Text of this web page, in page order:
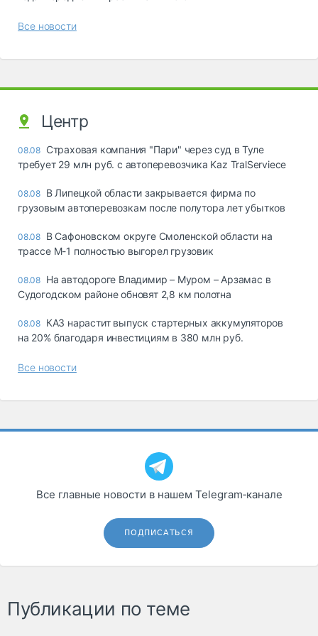
Все новости
Центр
08.08 Страховая компания "Пари" через суд в Туле
требует 29 млн руб. с автоперевозчика Kaz TralServiece
08.08 В Липецкой области закрывается фирма по
грузовым автоперевозкам после полутора лет убытков
08.08 В Сафоновском округе Смоленской области на
трассе М-1 полностью выгорел грузовик
08.08 На автодороге Владимир – Муром – Арзамас в
Судогодском районе обновят 2,8 км полотна
08.08 КАЗ нарастит выпуск стартерных аккумуляторов
на 20% благодаря инвестициям в 380 млн руб.
Все новости
Все главные новости в нашем Telegram‑канале
ПОДПИСАТЬСЯ
Публикации по теме